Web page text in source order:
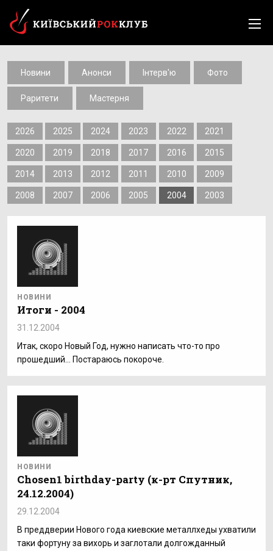
Новини Анонси Інтерв'ю Фото
Раритети Мастерня
2026 2025 2024 2023 2022 2021
2020 2019 2018 2017 2016 2015
2014 2013 2012 2011 2010 2009
2008 2007 2006 2005 2004 2003
НОВИНИ
Итоги - 2004
31.12.2004
Итак, скоро Новый Год, нужно написать что-то про
прошедший… Постараюсь покороче.
НОВИНИ
Chosen1 birthday-party (к-рт Спутник,
24.12.2004)
29.12.2004
В преддверии Нового года киевские металлхеды ухватили
таки фортуну за вихорь и заглотали долгожданный